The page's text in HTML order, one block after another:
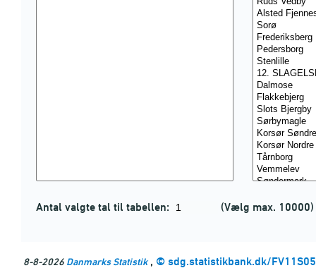
Antal valgte tal til tabellen: (Vælg max. 10000)
8-8-2026 Danmarks Statistik, © sdg.statistikbank.dk/FV11S05